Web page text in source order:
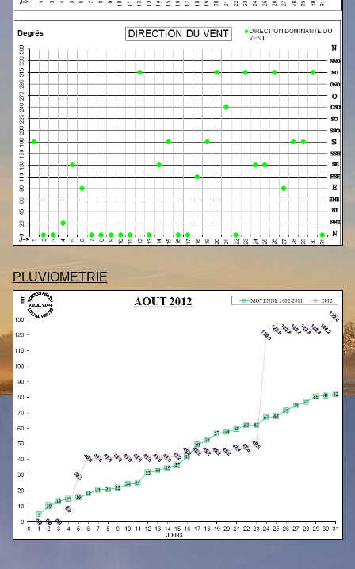
PLUVIOMETRIE